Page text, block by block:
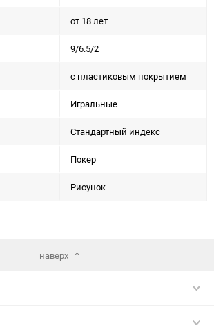
от 18 лет
9/6.5/2
с пластиковым покрытием
Игральные
Стандартный индекс
Покер
Рисунок
наверх